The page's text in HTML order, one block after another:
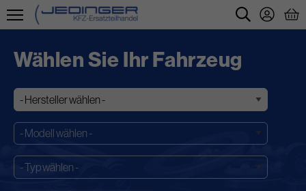
Direkt
Inhalt
Wählen Sie Ihr Fahrzeug